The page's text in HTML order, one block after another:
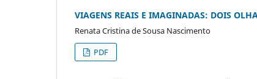
VIAGENS REAIS E IMAGINADAS: DOIS
Renata Cristina de Sousa Nascimento
PDF